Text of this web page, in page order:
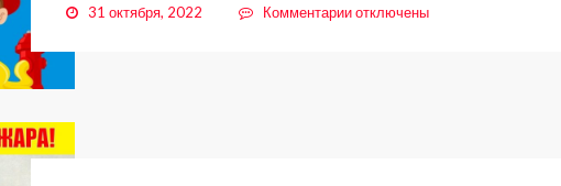
31 октября, 2022 Комментариикотключены